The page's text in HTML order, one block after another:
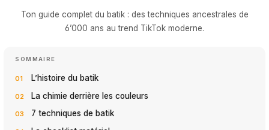
Ton guide complet du batik : des techniques ancestrales de
6’000 ans au trend TikTok moderne.
SOMMAIRE
L’histoire du batik
La chimie derrière les couleurs
7 techniques de batik